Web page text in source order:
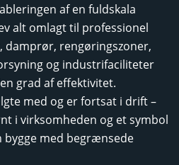
af en fuldskala
alt omlagt til professionel
damprør, rengøringszoner,
og industrifaciliteter
grad af effektivitet.
med og er fortsat i drift –
i virksomheden og et symbol
bygge med begrænsede